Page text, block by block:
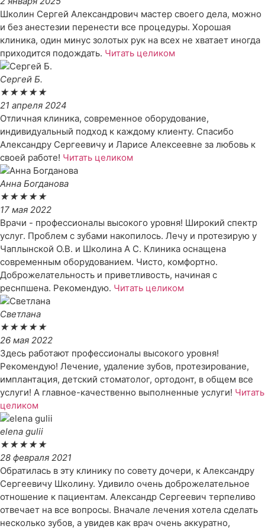
Школин Сергей Александрович мастер своего дела, можно
и без анестезии перенести все процедуры. Хорошая
клиника, один минус золотых рук на всех не хватает иногда
приходится подождать. Читать целиком
Сергей Б.
★★★★★
21 апреля 2024
Отличная клиника, современное оборудование,
индивидуальный подход к каждому клиенту. Спасибо
Александру Сергеевичу и Ларисе Алексеевне за любовь к
своей работе! Читать целиком
Анна Богданова
★★★★★
17 мая 2022
Врачи - профессионалы высокого уровня! Широкий спектр
услуг. Проблем с зубами накопилось. Лечу и протезирую у
Чаплынской О.В. и Школина А С. Клиника оснащена
современным оборудованием. Чисто, комфортно.
Доброжелательность и приветливость, начиная с
реснпшена. Рекомендую. Читать целиком
Светлана
★★★★★
26 мая 2022
Здесь работают профессионалы высокого уровня!
Рекомендую! Лечение, удаление зубов, протезирование,
имплантация, детский стоматолог, ортодонт, в общем все
услуги! А главное-качественно выполненные услуги! Читать
целиком
elena gulii
★★★★★
28 февраля 2021
Обратилась в эту клинику по совету дочери, к Александру
Сергеевичу Школину. Удивило очень доброжелательное
отношение к пациентам. Александр Сергеевич терпеливо
отвечает на все вопросы. Вначале лечения хотела сделать
несколько зубов, а увидев как врач очень аккуратно,